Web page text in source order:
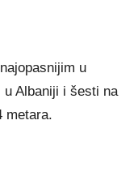
u
Albaniji i šesti na
metara.